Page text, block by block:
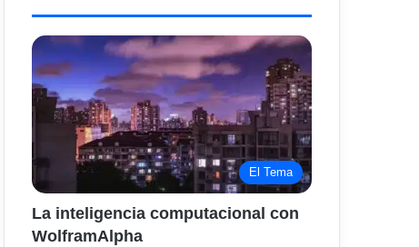
El Tema
La inteligencia computacional con
WolframAlpha